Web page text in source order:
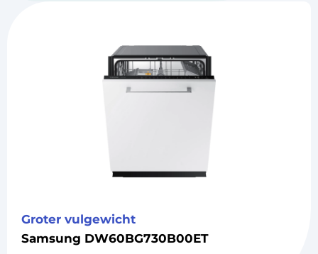
Groter vulgewicht
Samsung DW60BG730B00ET